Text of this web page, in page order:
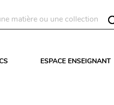
ESPACE ENSEIGNANT